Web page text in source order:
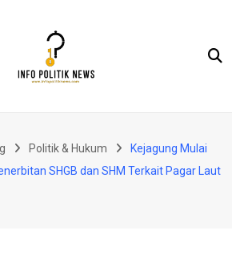
Politik & Hukum
Kejagung Mulai
SHGB dan SHM Terkait Pagar Laut